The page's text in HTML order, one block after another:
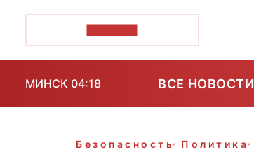
МИНСК 04:18 ВСЕ НОВОСТИ
Безопасность Политика